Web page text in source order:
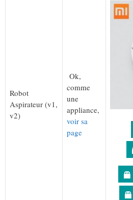
Robot
Aspirateur (v1,
v2)
Ok,
comme
une
appliance,
voir sa
page